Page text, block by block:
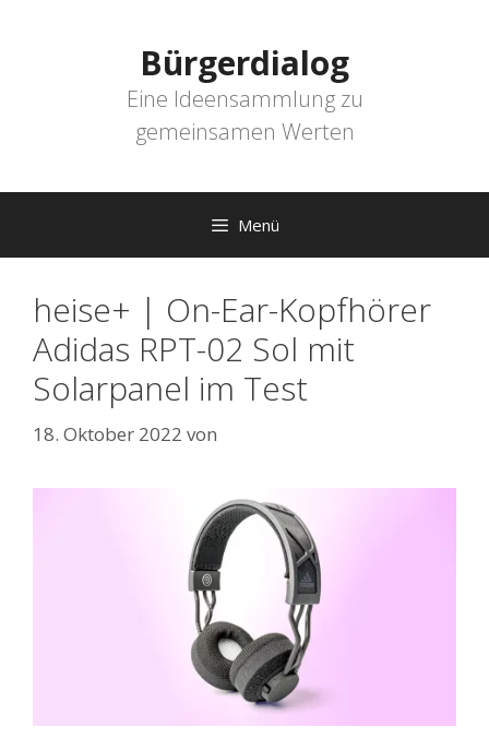
Bürgerdialog
Eine Ideensammlung zu
gemeinsamen Werten
Menü
heise+ | On-Ear-Kopfhörer
Adidas RPT-02 Sol mit
Solarpanel im Test
18. Oktober 2022 von